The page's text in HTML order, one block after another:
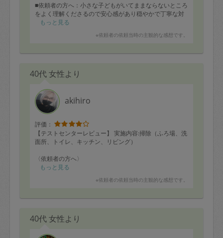
■依頼者の方へ：小さな子どもがいてままならないところ
をよく理解くださるので安心感があり穏やかで丁寧な対
応が素敵でした。整理収納の資格を活かして考えながら
収納とキッチン下の収納が本当にスッキリしました！
■タスカジさんへ：全体を見て的確に収納スペースを作っ
を活かして、たくさんの相談に乗ってあげてください
▼プロセスチェック（5点）作業のおおまかな確認のあと
時間配分、立会いが必要になりそうな時間を提示いただ
けて良かったです。
▼段取りの良さ（4点）テキパキ進めていただき助かりま
した。
▼丁寧さ（5点）丁寧な作業をありがとうございました。
▼その他（4点）穏やかで安心感のある印象でお願いしや
もっと見る
※依頼者の依頼当時の主観的な感想です。
40代 女性より
akihiro
評価：
【テストセンターレビュー】 実施内容:掃除（ふろ場、洗
面所、トイレ、キッチン、リビング）
〈依頼者の方へ〉
実直に作業して頂ける方だと思います。ご家庭の中で家
られたという事です。始められたばかりで慣れない部分
ただけると思います。
の上など）の誇りや、キッチンの天井ライトの中も言わ
もっと見る
※依頼者の依頼当時の主観的な感想です。
40代 女性より